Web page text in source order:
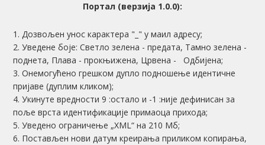
Портал (верзија 1.0.0):
1. Дозвољен унос карактера "_" у маил адресу;
2. Уведене боје: Светло зелена - предата, Тамно зелена -
поднета, Плава - прокњижена, Црвена - Одбијена;
3. Онемогућено грешком дупло подношење идентичне
пријаве (дуплим кликом);
4. Укинуте вредности 9 :остало и -1 :није дефинисан за
поље врста идентификације примаоца прихода;
5. Уведено ограничење „XML“ на 210 Мб;
6. Постављен нови датум креирања приликом копирања,